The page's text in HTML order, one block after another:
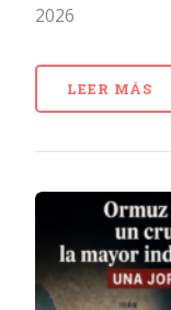
2026
LEER MÁS